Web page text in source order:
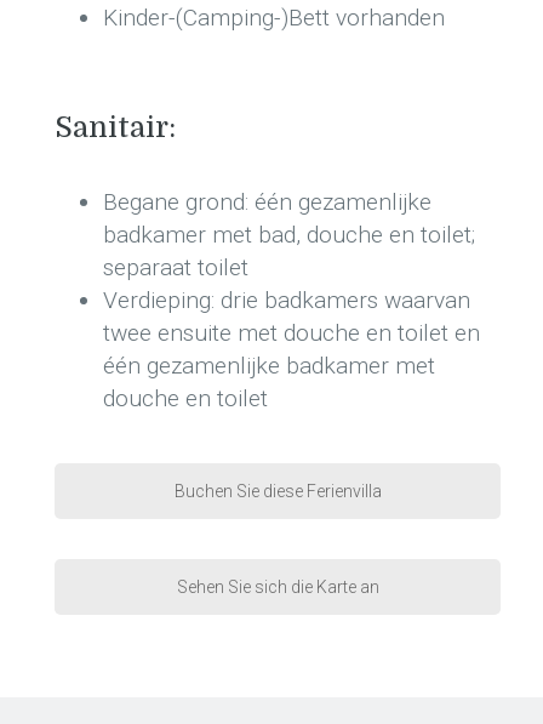
Kinder-(Camping-)Bett vorhanden
Sanitair:
Begane grond: één gezamenlijke
badkamer met bad, douche en toilet;
separaat toilet
Verdieping: drie badkamers waarvan
twee ensuite met douche en toilet en
één gezamenlijke badkamer met
douche en toilet
Buchen Sie diese Ferienvilla
Sehen Sie sich die Karte an